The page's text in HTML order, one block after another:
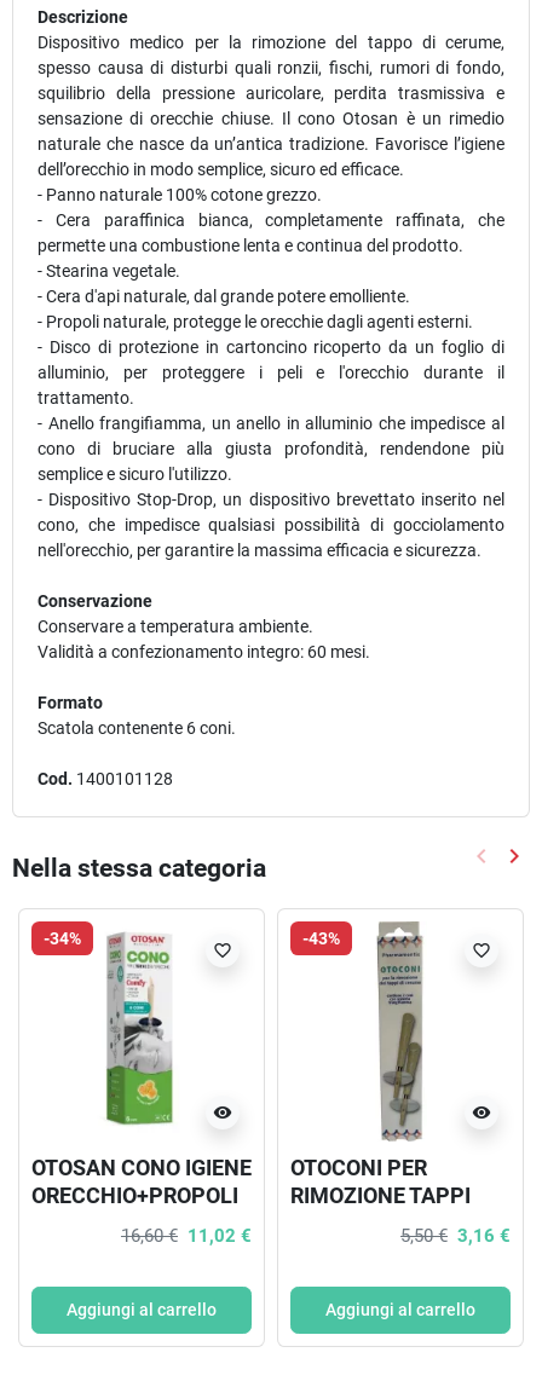
Descrizione
Dispositivo medico per la rimozione del tappo di cerume,
spesso causa di disturbi quali ronzii, fischi, rumori di fondo,
squilibrio della pressione auricolare, perdita trasmissiva e
sensazione di orecchie chiuse. Il cono Otosan è un rimedio
naturale che nasce da un’antica tradizione. Favorisce l’igiene
dell’orecchio in modo semplice, sicuro ed efficace.
- Panno naturale 100% cotone grezzo.
- Cera paraffinica bianca, completamente raffinata, che
permette una combustione lenta e continua del prodotto.
- Stearina vegetale.
- Cera d'api naturale, dal grande potere emolliente.
- Propoli naturale, protegge le orecchie dagli agenti esterni.
- Disco di protezione in cartoncino ricoperto da un foglio di
alluminio, per proteggere i peli e l'orecchio durante il
trattamento.
- Anello frangifiamma, un anello in alluminio che impedisce al
cono di bruciare alla giusta profondità, rendendone più
semplice e sicuro l'utilizzo.
- Dispositivo Stop-Drop, un dispositivo brevettato inserito nel
cono, che impedisce qualsiasi possibilità di gocciolamento
nell'orecchio, per garantire la massima efficacia e sicurezza.
Conservazione
Conservare a temperatura ambiente.
Validità a confezionamento integro: 60 mesi.
Formato
Scatola contenente 6 coni.
Cod. 1400101128
Nella stessa categoria keyboard_arrow_left keyboard_arrow_right
-34%
visibility
favorite_border
OTOSAN CONO IGIENE
ORECCHIO+PROPOLI
16,60 € 11,02 €
Aggiungi al carrello
-43%
visibility
favorite_border
OTOCONI PER
RIMOZIONE TAPPI
PHARMAMENTIS 2
5,50 € 3,16 €
Aggiungi al carrello